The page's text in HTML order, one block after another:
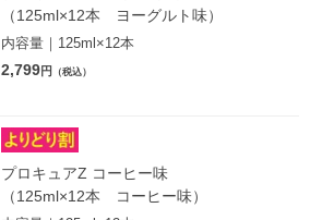
（125ml×12本 ヨーグルト味）
内容量｜125ml×12本
2,799円 （税込）
プロキュアZ コーヒー味
（125ml×12本 コーヒー味）